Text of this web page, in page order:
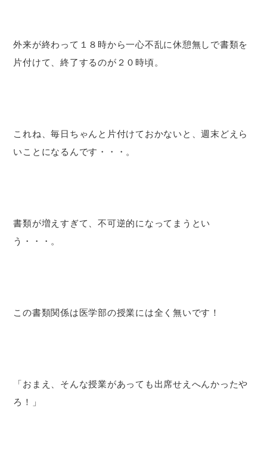
外来が終わって１８時から一心不乱に休憩無しで書類を
片付けて、終了するのが２０時頃。
これね、毎日ちゃんと片付けておかないと、週末どえら
いことになるんです・・・。
書類が増えすぎて、不可逆的になってまうとい
う・・・。
この書類関係は医学部の授業には全く無いです！
「おまえ、そんな授業があっても出席せえへんかったや
ろ！」